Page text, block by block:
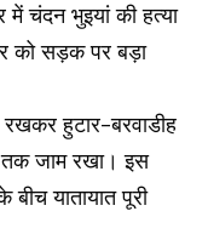
में चंदन भुइयां की हत्या
को सड़क पर बड़ा
हुटार-बरवाडीह
तक जाम रखा। इस
यातायात पूरी